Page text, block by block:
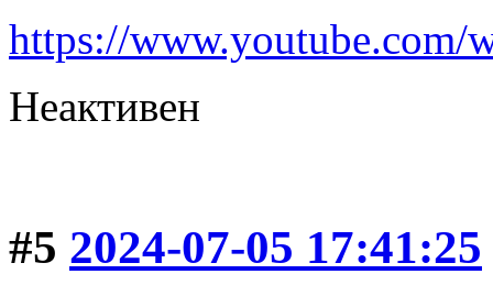
https://www.youtube.com/
Неактивен
#5 2024-07-05 17:41:25